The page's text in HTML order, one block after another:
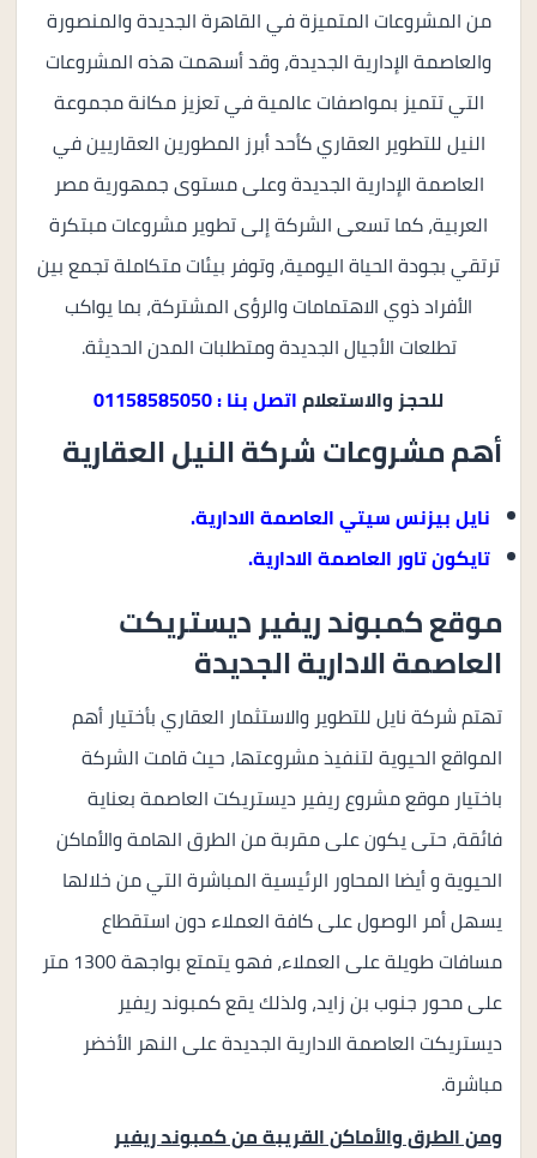
من المشروعات المتميزة في القاهرة الجديدة والمنصورة
والعاصمة الإدارية الجديدة، وقد أسهمت هذه المشروعات
التي تتميز بمواصفات عالمية في تعزيز مكانة مجموعة
النيل للتطوير العقاري كأحد أبرز المطورين العقاريين في
العاصمة الإدارية الجديدة وعلى مستوى جمهورية مصر
العربية، كما تسعى الشركة إلى تطوير مشروعات مبتكرة
ترتقي بجودة الحياة اليومية، وتوفر بيئات متكاملة تجمع بين
الأفراد ذوي الاهتمامات والرؤى المشتركة، بما يواكب
تطلعات الأجيال الجديدة ومتطلبات المدن الحديثة.
للحجز والاستعلاماتصل بنا : 01158585050
أهم مشروعات شركة النيل العقارية
نايل بيزنس سيتي العاصمة الادارية.
تايكون تاور العاصمة الادارية.
موقع كمبوند ريفير ديستريكت
العاصمة الادارية الجديدة
تهتم شركة نايل للتطوير والاستثمار العقاري بأختيار أهم
المواقع الحيوية لتنفيذ مشروعتها، حيث قامت الشركة
باختيار موقع مشروع ريفير ديستريكت العاصمة بعناية
فائقة، حتى يكون على مقربة من الطرق الهامة والأماكن
الحيوية و أيضا المحاور الرئيسية المباشرة التي من خلالها
يسهل أمر الوصول على كافة العملاء دون استقطاع
مسافات طويلة على العملاء، فهو يتمتع بواجهة 1300 متر
على محور جنوب بن زايد، ولذلك يقع كمبوند ريفير
ديستريكت العاصمة الادارية الجديدة على النهر الأخضر
مباشرة.
ومن الطرق والأماكن القريبة من كمبوند ريفير